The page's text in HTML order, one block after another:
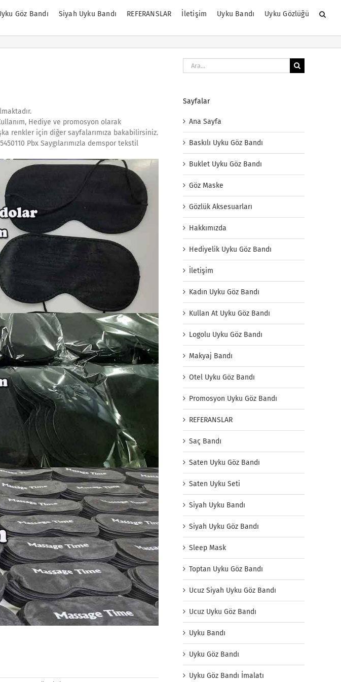
Göz Bandı Siyah Uyku Bandı REFERANSLAR İletişim Uyku Bandı Uyku Gözlüğü
Hediye ve promosyon olarak
renkler için diğer sayfalarımıza bakabilirsiniz.
Pbx Saygılarımızla demspor tekstil
Ara:
Sayfalar
Ana Sayfa
Baskılı Uyku Göz Bandı
Buklet Uyku Göz Bandı
Göz Maske
Gözlük Aksesuarları
Hakkımızda
Hediyelik Uyku Göz Bandı
İletişim
Kadın Uyku Göz Bandı
Kullan At Uyku Göz Bandı
Logolu Uyku Göz Bandı
Makyaj Bandı
Otel Uyku Göz Bandı
Promosyon Uyku Göz Bandı
REFERANSLAR
Saç Bandı
Saten Uyku Göz Bandı
Saten Uyku Seti
Siyah Uyku Bandı
Siyah Uyku Göz Bandı
Sleep Mask
Toptan Uyku Göz Bandı
Ucuz Siyah Uyku Göz Bandı
Ucuz Uyku Göz Bandı
Uyku Bandı
Uyku Göz Bandı
Uyku Göz Bandı İmalatı